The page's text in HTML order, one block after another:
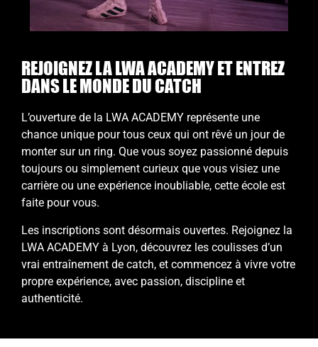
REJOIGNEZ LA LWA ACADEMY ET ENTREZ
DANS LE MONDE DU CATCH
L’ouverture de la LWA ACADEMY représente une
chance unique pour tous ceux qui ont rêvé un jour de
monter sur un ring. Que vous soyez passionné depuis
toujours ou simplement curieux que vous visiez une
carrière ou une expérience inoubliable, cette école est
faite pour vous.
Les inscriptions sont désormais ouvertes. Rejoignez la
LWA ACADEMY à Lyon, découvrez les coulisses d’un
vrai entraînement de catch, et commencez à vivre votre
propre expérience, avec passion, discipline et
authenticité.